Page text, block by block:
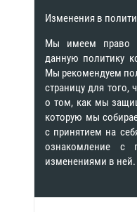
Изменения в
Мы имеем право
данную политику
Мы рекомендуем
страницу для того,
о том, как мы
которую мы
с принятием на
ознакомление с
изменениями в ней.